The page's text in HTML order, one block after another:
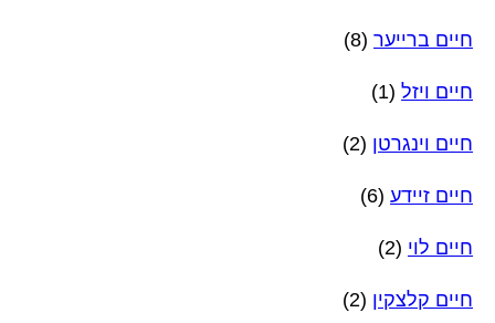
חיים ברייער (8)
חיים ויזל (1)
חיים וינגרטן (2)
חיים זיידע (6)
חיים לוי (2)
חיים קלצקין (2)